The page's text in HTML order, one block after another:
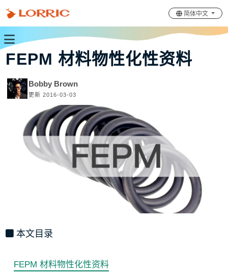
简体中文
FEPM 材料物性化性资料
Bobby Brown
更新 2016-03-03
本文目录
FEPM 材料物性化性资料